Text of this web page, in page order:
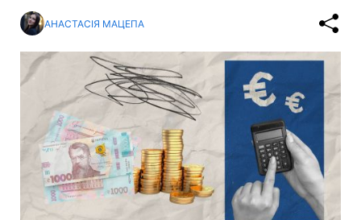
АНАСТАСІЯ МАЦЕПА